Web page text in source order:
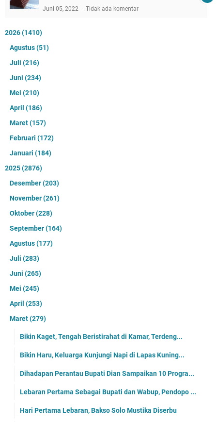
Juni 05, 2022 Tidak ada komentar
2026(1410)
Agustus(51)
Juli (216)
Juni (234)
Mei (210)
April (186)
Maret(157)
Februari (172)
Januari (184)
2025(2876)
Desember(203)
November(261)
Oktober(228)
September(164)
Agustus(177)
Juli (283)
Juni (265)
Mei (245)
April (253)
Maret(279)
Bikin Kaget, Tengah Beristirahat di Kamar, Terdeng...
Bikin Haru, Keluarga Kunjungi Napi di Lapas Kuning...
Dihadapan Perantau Bupati Dian Sampaikan 10 Progra...
Lebaran Pertama Sebagai Bupati dan Wabup, Pendopo ...
Hari Pertama Lebaran, Bakso Solo Mustika Diserbu